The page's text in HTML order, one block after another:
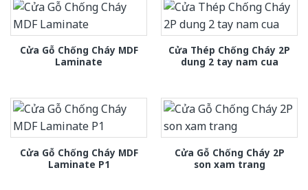
Cửa Gỗ Chống Cháy MDF
Laminate
Cửa Thép Chống Cháy 2P
dung 2 tay nam cua
Cửa Gỗ Chống Cháy MDF
Laminate P1
Cửa Gỗ Chống Cháy 2P
son xam trang